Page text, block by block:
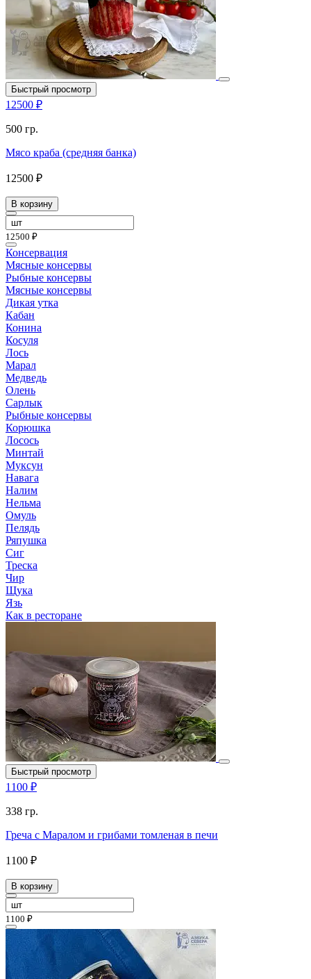
Быстрый просмотр
12500 ₽
500 гр.
Мясо краба (средняя банка)
12500 ₽
В корзину
12500 ₽
Консервация
Мясные консервы
Рыбные консервы
Мясные консервы
Дикая утка
Кабан
Конина
Косуля
Лось
Марал
Медведь
Олень
Сарлык
Рыбные консервы
Корюшка
Лосось
Минтай
Муксун
Навага
Налим
Нельма
Омуль
Пелядь
Ряпушка
Сиг
Треска
Чир
Щука
Язь
Как в ресторане
Быстрый просмотр
1100 ₽
338 гр.
Греча с Маралом и грибами томленая в печи
1100 ₽
В корзину
1100 ₽